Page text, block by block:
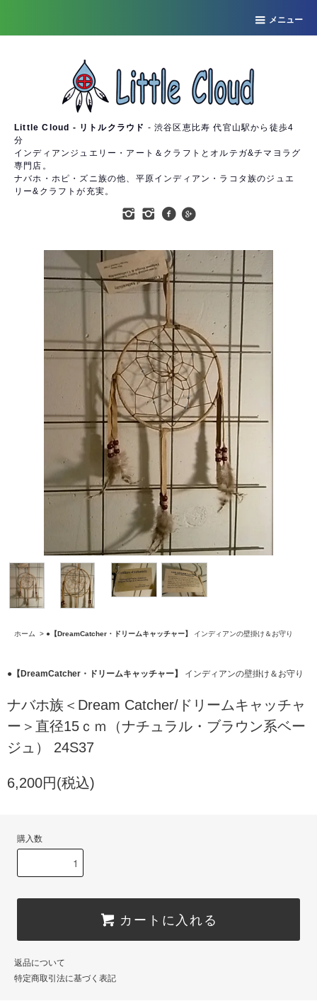
メニュー
Little Cloud - リトルクラウド - 渋谷区恵比寿 代官山駅から徒歩4
分
インディアンジュエリー・アート＆クラフトとオルテガ&チマヨラグ
専門店。
ナバホ・ホピ・ズニ族の他、平原インディアン・ラコタ族のジュエ
リー&クラフトが充実。
ホーム > ●【DreamCatcher・ドリームキャッチャー】 インディアンの壁掛け＆お守り
●【DreamCatcher・ドリームキャッチャー】 インディアンの壁掛け＆お守り
ナバホ族＜Dream Catcher/ドリームキャッチャ
ー＞直径15ｃｍ（ナチュラル・ブラウン系ベー
ジュ） 24S37
6,200円(税込)
購入数
カートに入れる
返品について
特定商取引法に基づく表記